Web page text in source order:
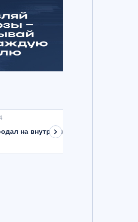
на внутреннем рынке валюту на